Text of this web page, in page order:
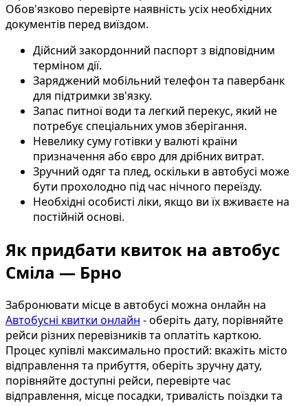
Обов'язково перевірте наявність усіх необхідних
документів перед виїздом.
Дійсний закордонний паспорт з відповідним
терміном дії.
Заряджений мобільний телефон та павербанк
для підтримки зв'язку.
Запас питної води та легкий перекус, який не
потребує спеціальних умов зберігання.
Невелику суму готівки у валюті країни
призначення або євро для дрібних витрат.
Зручний одяг та плед, оскільки в автобусі може
бути прохолодно під час нічного переїзду.
Необхідні особисті ліки, якщо ви їх вживаєте на
постійній основі.
Як придбати квиток на автобус
Сміла — Брно
Забронювати місце в автобусі можна онлайн на
Автобусні квитки онлайн - оберіть дату, порівняйте
рейси різних перевізників та оплатіть карткою.
Процес купівлі максимально простий: вкажіть місто
відправлення та прибуття, оберіть зручну дату,
порівняйте доступні рейси, перевірте час
відправлення, місце посадки, тривалість поїздки та